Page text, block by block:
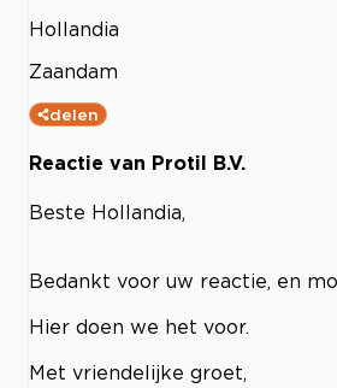
Hollandia
Zaandam
delen
Reactie van Protil B.V.
Beste Hollandia,
Bedankt voor uw reactie, en
Hier doen we het voor.
Met vriendelijke groet,